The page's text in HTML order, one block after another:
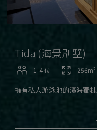
Tida (海景別墅)
1–4 位
擁有私人游泳池的濱海獨棟